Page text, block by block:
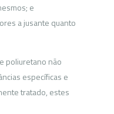
e
a jusante quanto
poliuretano não
específicas e
tratado, estes